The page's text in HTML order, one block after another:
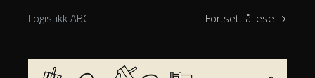
Logistikk ABC Fortsett å lese →